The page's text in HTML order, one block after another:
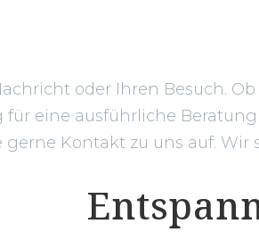
oder Ihren Besuch.
eine ausführliche
Kontakt zu uns auf. Wir